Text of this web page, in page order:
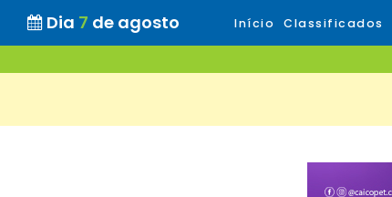
Dia 7 de agosto Início Classificados